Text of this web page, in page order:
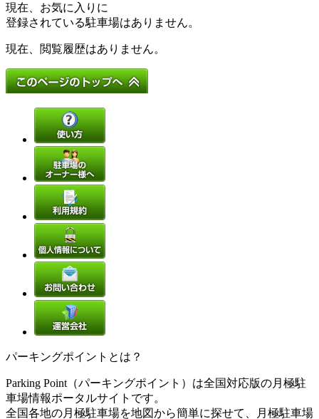
現在、お気に入りに
登録されている駐車場はありません。
現在、閲覧履歴はありません。
パーキングポイントとは？
Parking Point（パーキングポイント）は全国対応版の月極駐
車場情報ポータルサイトです。
全国各地の月極駐車場を地図から簡単に探せて、月極駐車場